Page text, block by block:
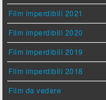
Film imperdibili 2021
Film imperdibili 2020
Film imperdibili 2019
Film imperdibili 2018
Film da vedere